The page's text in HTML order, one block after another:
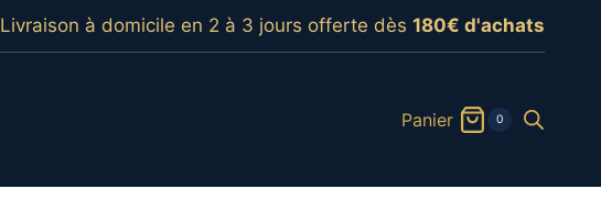
Livraison à domicile en 2 à 3 jours offerte dès 180€ d'achats
Panier 0